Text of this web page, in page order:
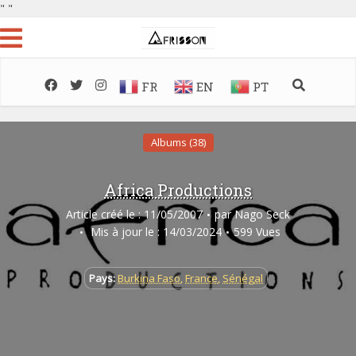
" "
FR EN PT
Albums (38)
Africa Productions
Article créé le : 11/05/2007 par Nago Seck
Mis à jour le : 14/03/2024
599 Vues
Pays:Burkina Faso, France, Sénégal